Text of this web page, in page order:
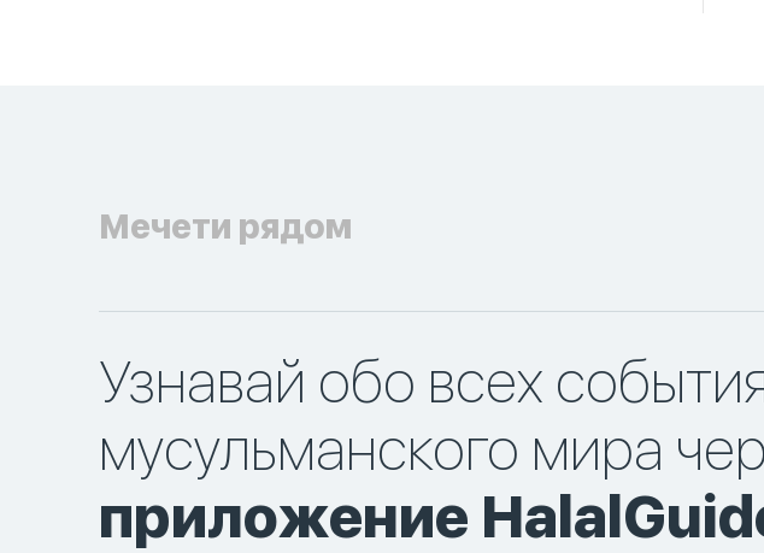
Мечети рядом
Узнавай обо всех
мусульманского мира
приложение